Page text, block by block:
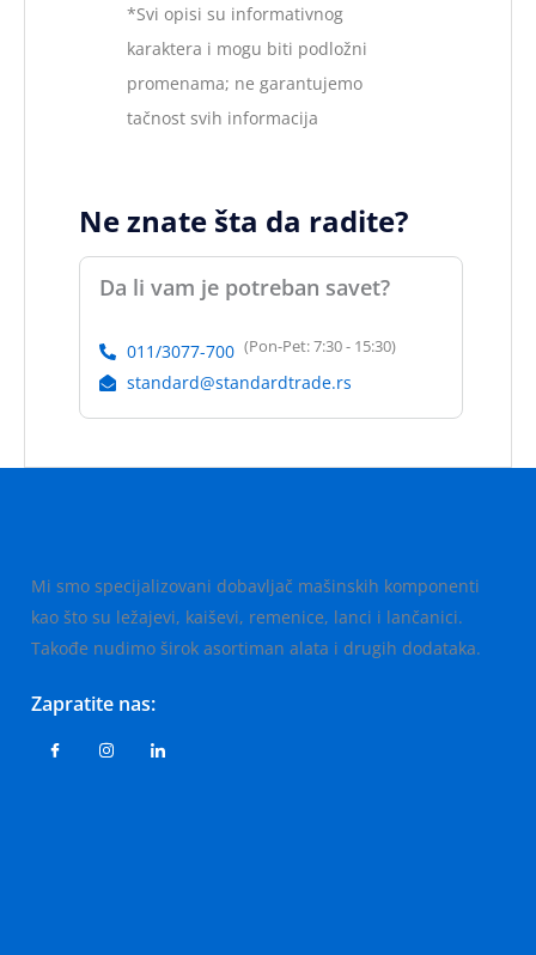
*Svi opisi su informativnog
karaktera i mogu biti podložni
promenama; ne garantujemo
tačnost svih informacija
Ne znate šta da radite?
Da li vam je potreban savet?
011/3077-700 (Pon-Pet: 7:30 - 15:30)
standard@standardtrade.rs
Mi smo specijalizovani dobavljač mašinskih komponenti
kao što su ležajevi, kaiševi, remenice, lanci i lančanici.
Takođe nudimo širok asortiman alata i drugih dodataka.
Zapratite nas: